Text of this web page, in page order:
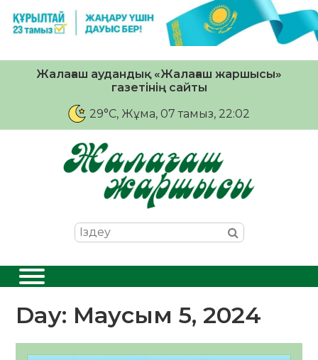
Жалағаш аудандық «Жалағаш жаршысы»
газетінің сайты
29°C, Жұма, 07 тамыз, 22:02
Day: Маусым 5, 2024